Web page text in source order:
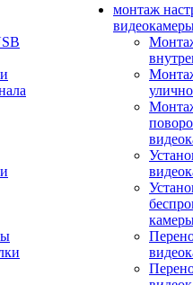
монтаж